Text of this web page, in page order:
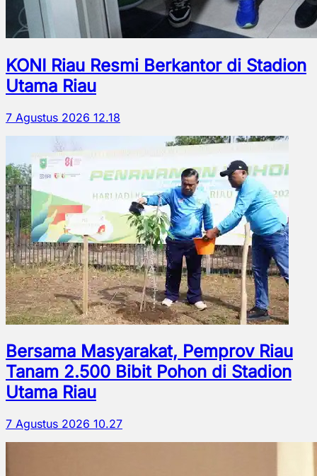
KONI Riau Resmi Berkantor di Stadion
Utama Riau
7 Agustus 2026 12.18
Bersama Masyarakat, Pemprov Riau
Tanam 2.500 Bibit Pohon di Stadion
Utama Riau
7 Agustus 2026 10.27